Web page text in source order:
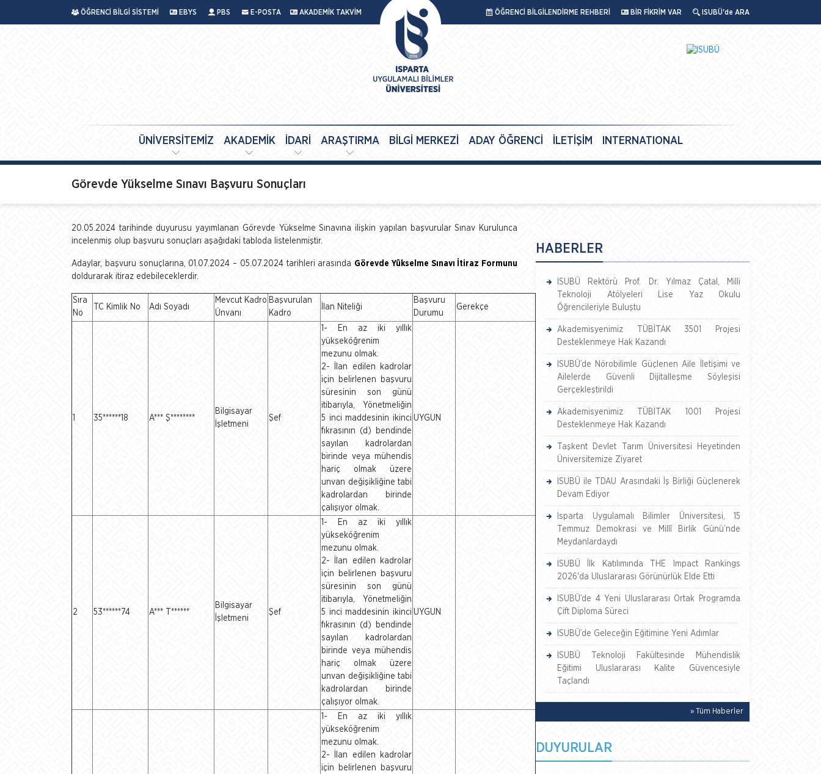
ÖĞRENCİ BİLGİ SİSTEMİ EBYS PBS E-POSTA AKADEMİK TAKVİM ÖĞRENCİ BİLGİLENDİRME REHBERİ BİR FİKRİM VAR ISUBÜ'de ARA
ÜNİVERSİTEMİZ AKADEMİK İDARİ ARAŞTIRMA BİLGİ MERKEZİ ADAY ÖĞRENCİ İLETİŞİM INTERNATIONAL
Görevde Yükselme Sınavı Başvuru Sonuçları
20.05.2024 tarihinde duyurusu yayımlanan Görevde Yükselme Sınavına ilişkin yapılan başvurular Sınav Kurulunca
incelenmiş olup başvuru sonuçları aşağıdaki tabloda listelenmiştir.
Adaylar, başvuru sonuçlarına, 01.07.2024 – 05.07.2024 tarihleri arasında Görevde Yükselme Sınavı İtiraz Formunu
doldurarak itiraz edebileceklerdir.
Sıra
No
TC Kimlik No Adı Soyadı
Mevcut Kadro
Ünvanı
Başvurulan
Kadro
İlan Niteliği
Başvuru
Durumu
Gerekçe
35******18 A*** Ş********
Bilgisayar
İşletmeni
Şef
1- En az iki yıllık
yükseköğrenim
mezunu olmak.
2- İlan edilen kadrolar
için belirlenen başvuru
süresinin son günü
itibarıyla, Yönetmeliğin
5 inci maddesinin ikinci
fıkrasının (d) bendinde
sayılan kadrolardan
birinde veya mühendis
hariç olmak üzere
unvan değişikliğine tabi
kadrolardan birinde
çalışıyor olmak.
UYGUN
2 53******74 A*** T******
Bilgisayar
İşletmeni
Şef
1- En az iki yıllık
yükseköğrenim
mezunu olmak.
2- İlan edilen kadrolar
için belirlenen başvuru
süresinin son günü
itibarıyla, Yönetmeliğin
5 inci maddesinin ikinci
fıkrasının (d) bendinde
sayılan kadrolardan
birinde veya mühendis
hariç olmak üzere
unvan değişikliğine tabi
kadrolardan birinde
çalışıyor olmak.
UYGUN
1- En az iki yıllık
yükseköğrenim
mezunu olmak.
2- İlan edilen kadrolar
için belirlenen başvuru
HABERLER
ISUBÜ Rektörü Prof. Dr. Yılmaz Çatal, Milli
Teknoloji Atölyeleri Lise Yaz Okulu
Öğrencileriyle Buluştu
Akademisyenimiz TÜBİTAK 3501 Projesi
Desteklenmeye Hak Kazandı
ISUBÜ’de Nörobilimle Güçlenen Aile İletişimi ve
Ailelerde Güvenli Dijitalleşme Söyleşisi
Gerçekleştirildi
Akademisyenimiz TÜBİTAK 1001 Projesi
Desteklenmeye Hak Kazandı
Taşkent Devlet Tarım Üniversitesi Heyetinden
Üniversitemize Ziyaret
ISUBÜ ile TDAU Arasındaki İş Birliği Güçlenerek
Devam Ediyor
Isparta Uygulamalı Bilimler Üniversitesi, 15
Temmuz Demokrasi ve Millî Birlik Günü’nde
Meydanlardaydı
ISUBÜ İlk Katılımında THE Impact Rankings
2026'da Uluslararası Görünürlük Elde Etti
ISUBÜ’de 4 Yeni Uluslararası Ortak Programda
Çift Diploma Süreci
ISUBÜ’de Geleceğin Eğitimine Yeni Adımlar
ISUBÜ Teknoloji Fakültesinde Mühendislik
Eğitimi Uluslararası Kalite Güvencesiyle
Taçlandı
» Tüm Haberler
DUYURULAR